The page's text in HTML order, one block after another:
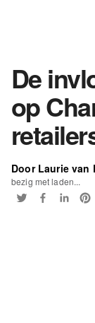
De
op
Door Laurie van
bezig met laden...